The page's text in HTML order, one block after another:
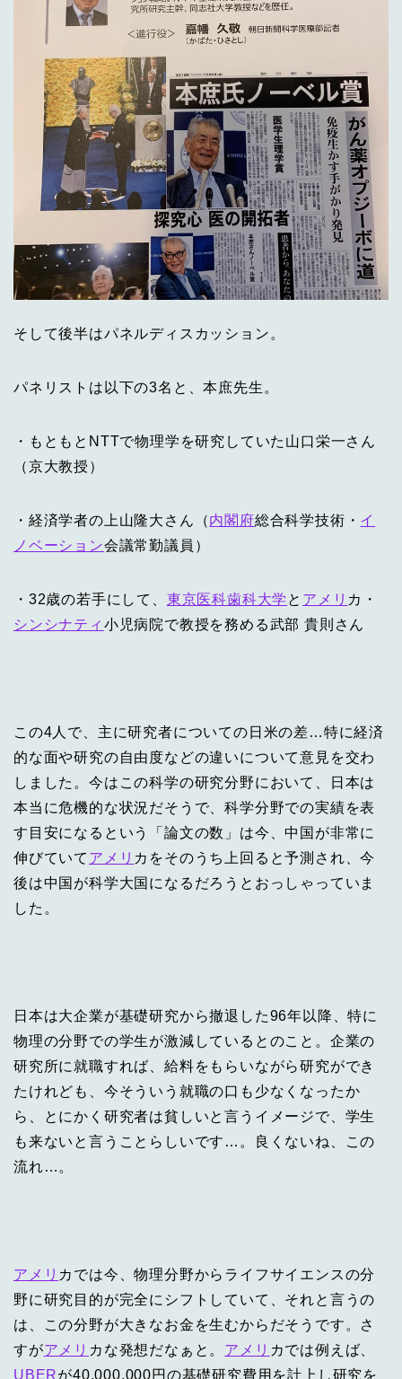
そして後半はパネルディスカッション。
パネリストは以下の3名と、本庶先生。
・もともとNTTで物理学を研究していた山口栄一さん
（京大教授）
・経済学者の上山隆大さん（内閣府総合科学技術・ イ
ノベーション会議常勤議員）
・32歳の若手にして、 東京医科歯科大学 と アメリ カ・
シンシナティ 小児病院で教授を務める武部 貴則さん
この4人で、主に研究者についての日米の差…特に経済
的な面や研究の自由度などの違いについて意見を交わ
しました。今はこの科学の研究分野において、日本は
本当に危機的な状況だそうで、科学分野での実績を表
す目安になるという「論文の数」は今、中国が非常に
伸びていて アメリ カをそのうち上回ると予測され、今
後は中国が科学大国になるだろうとおっしゃっていま
した。
日本は大企業が基礎研究から撤退した96年以降、特に
物理の分野での学生が激減しているとのこと。企業の
研究所に就職すれば、給料をもらいながら研究ができ
たけれども、今そういう就職の口も少なくなったか
ら、とにかく研究者は貧しいと言うイメージで、学生
も来ないと言うことらしいです…。良くないね、この
流れ…。
アメリ カでは今、物理分野からライフサイエンスの分
野に研究目的が完全にシフトしていて、それと言うの
は、この分野が大きなお金を生むからだそうです。さ
すがアメリ カな発想だなぁと。 アメリ カでは例えば、
UBERが40,000,000円の基礎研究費用を計上し研究を